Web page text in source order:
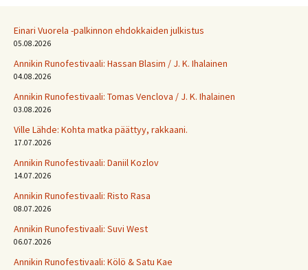
Einari Vuorela -palkinnon ehdokkaiden julkistus
05.08.2026
Annikin Runofestivaali: Has­san Bla­sim / J. K. Ihalainen
04.08.2026
Annikin Runofestivaali: Tomas Venclova / J. K. Ihalainen
03.08.2026
Ville Lähde: Kohta matka päättyy, rakkaani.
17.07.2026
Annikin Runofestivaali: Daniil Kozlov
14.07.2026
Annikin Runofestivaali: Risto Rasa
08.07.2026
Annikin Runofestivaali: Suvi West
06.07.2026
Annikin Runofestivaali: Kölö & Satu Kae